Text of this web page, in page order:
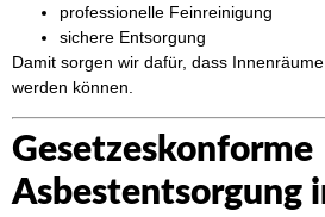
professionelle Feinreinigung
sichere Entsorgung
Damit sorgen wir dafür, dass
werden können.
Gesetzeskonforme
Asbestentsorgung